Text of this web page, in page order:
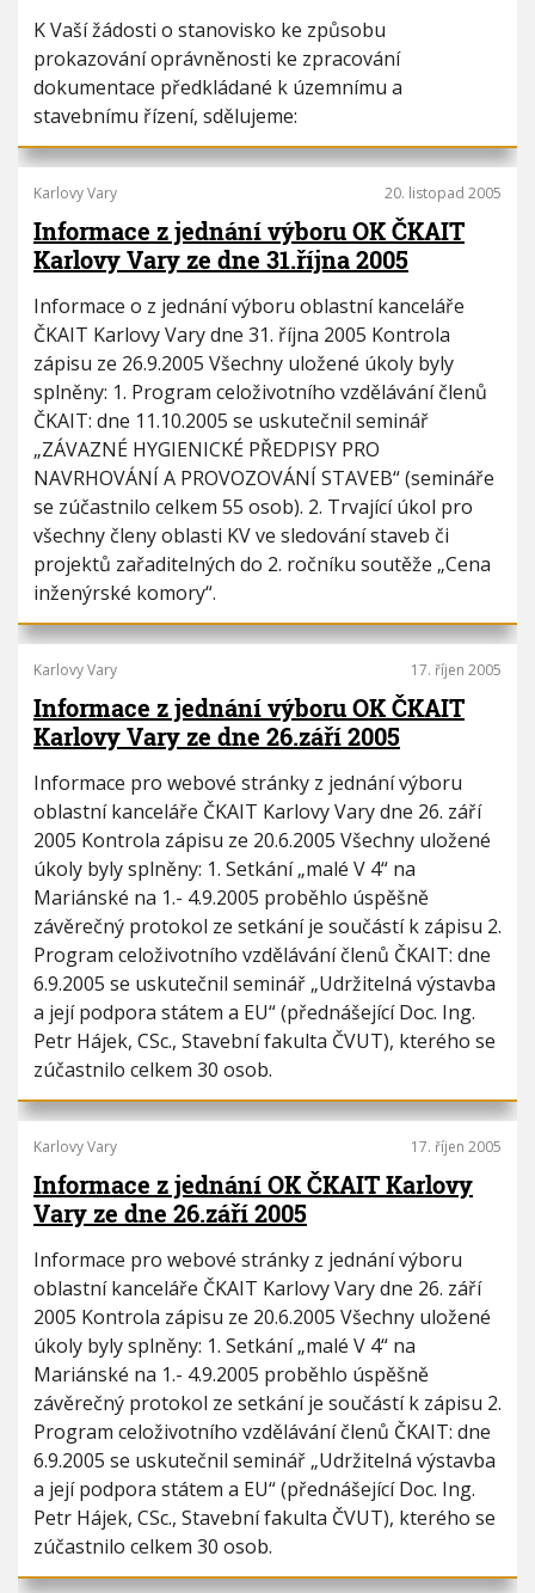
K Vaší žádosti o stanovisko ke způsobu
prokazování oprávněnosti ke zpracování
dokumentace předkládané k územnímu a
stavebnímu řízení, sdělujeme:
Karlovy Vary 20. listopad 2005
Informace z jednání výboru OK ČKAIT
Karlovy Vary ze dne 31.října 2005
Informace o z jednání výboru oblastní kanceláře
ČKAIT Karlovy Vary dne 31. října 2005 Kontrola
zápisu ze 26.9.2005 Všechny uložené úkoly byly
splněny: 1. Program celoživotního vzdělávání členů
ČKAIT: dne 11.10.2005 se uskutečnil seminář
„ZÁVAZNÉ HYGIENICKÉ PŘEDPISY PRO
NAVRHOVÁNÍ A PROVOZOVÁNÍ STAVEB“ (semináře
se zúčastnilo celkem 55 osob). 2. Trvající úkol pro
všechny členy oblasti KV ve sledování staveb či
projektů zařaditelných do 2. ročníku soutěže „Cena
inženýrské komory“.
Karlovy Vary 17. říjen 2005
Informace z jednání výboru OK ČKAIT
Karlovy Vary ze dne 26.září 2005
Informace pro webové stránky z jednání výboru
oblastní kanceláře ČKAIT Karlovy Vary dne 26. září
2005 Kontrola zápisu ze 20.6.2005 Všechny uložené
úkoly byly splněny: 1. Setkání „malé V 4“ na
Mariánské na 1.- 4.9.2005 proběhlo úspěšně
závěrečný protokol ze setkání je součástí k zápisu 2.
Program celoživotního vzdělávání členů ČKAIT: dne
6.9.2005 se uskutečnil seminář „Udržitelná výstavba
a její podpora státem a EU“ (přednášející Doc. Ing.
Petr Hájek, CSc., Stavební fakulta ČVUT), kterého se
zúčastnilo celkem 30 osob.
Karlovy Vary 17. říjen 2005
Informace z jednání OK ČKAIT Karlovy
Vary ze dne 26.září 2005
Informace pro webové stránky z jednání výboru
oblastní kanceláře ČKAIT Karlovy Vary dne 26. září
2005 Kontrola zápisu ze 20.6.2005 Všechny uložené
úkoly byly splněny: 1. Setkání „malé V 4“ na
Mariánské na 1.- 4.9.2005 proběhlo úspěšně
závěrečný protokol ze setkání je součástí k zápisu 2.
Program celoživotního vzdělávání členů ČKAIT: dne
6.9.2005 se uskutečnil seminář „Udržitelná výstavba
a její podpora státem a EU“ (přednášející Doc. Ing.
Petr Hájek, CSc., Stavební fakulta ČVUT), kterého se
zúčastnilo celkem 30 osob.